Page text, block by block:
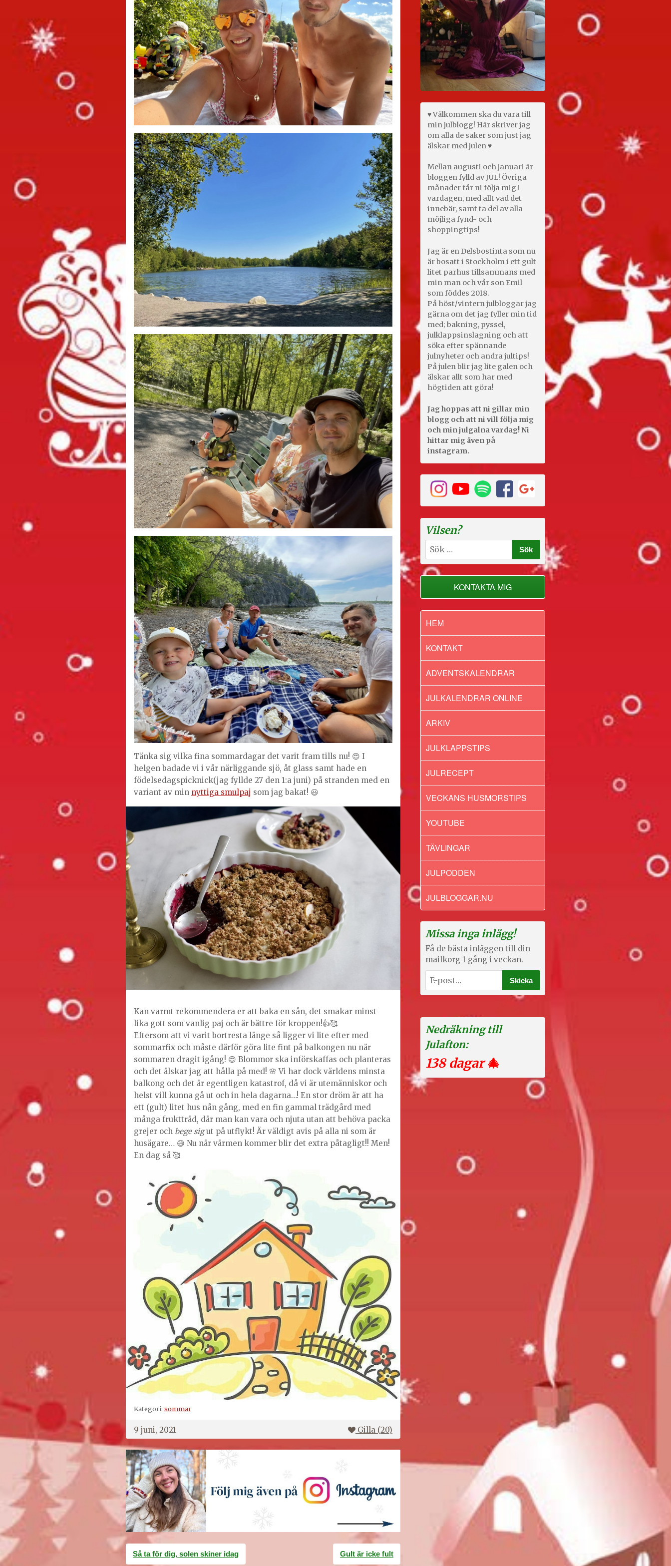
Tänka sig vilka fina sommardagar det varit fram tills nu! 😍 I
helgen badade vi i vår närliggande sjö, åt glass samt hade en
födelsedagspicknick(jag fyllde 27 den 1:a juni) på stranden med en
variant av min nyttiga smulpaj som jag bakat! 😃
Kan varmt rekommendera er att baka en sån, det smakar minst
lika gott som vanlig paj och är bättre för kroppen!👍🥰
Eftersom att vi varit bortresta länge så ligger vi lite efter med
sommarfix och måste därför göra lite fint på balkongen nu när
sommaren dragit igång! 😍 Blommor ska införskaffas och planteras
och det älskar jag att hålla på med! 🌸 Vi har dock världens minsta
balkong och det är egentligen katastrof, då vi är utemänniskor och
helst vill kunna gå ut och in hela dagarna…! En stor dröm är att ha
ett (gult) litet hus nån gång, med en fin gammal trädgård med
många fruktträd, där man kan vara och njuta utan att behöva packa
grejer och bege sigut på utflykt! Är väldigt avis på alla ni som är
husägare… 😄 Nu när värmen kommer blir det extra påtagligt!! Men!
En dag så 🥰
Kategori: sommar
9 juni, 2021 Gilla (20)
Inläggsnavigering
Så ta för dig, solen skiner idag Gult är icke fult
♥ Välkommen ska du vara till
min julblogg! Här skriver jag
om alla de saker som just jag
älskar med julen ♥
Mellan augusti och januari är
bloggen fylld av JUL! Övriga
månader får ni följa mig i
vardagen, med allt vad det
innebär, samt ta del av alla
möjliga fynd- och
shoppingtips!
Jag är en Delsbostinta som nu
är bosatt i Stockholm i ett gult
litet parhus tillsammans med
min man och vår son Emil
som föddes 2018.
På höst/vintern julbloggar jag
gärna om det jag fyller min tid
med; bakning, pyssel,
julklappsinslagning och att
söka efter spännande
julnyheter och andra jultips!
På julen blir jag lite galen och
älskar allt som har med
högtiden att göra!
Jag hoppas att ni gillar min
blogg och att ni vill följa mig
och min julgalna vardag! Ni
hittar mig även på
instagram.
Vilsen?
Sök
efter:
KONTAKTA MIG
HEM
KONTAKT
ADVENTSKALENDRAR
JULKALENDRAR ONLINE
ARKIV
JULKLAPPSTIPS
JULRECEPT
VECKANS HUSMORSTIPS
YOUTUBE
TÄVLINGAR
JULPODDEN
JULBLOGGAR.NU
Missa inga inlägg!
Få de bästa inläggen till din
mailkorg 1 gång i veckan.
Nedräkning till
Julafton:
138 dagar🎄